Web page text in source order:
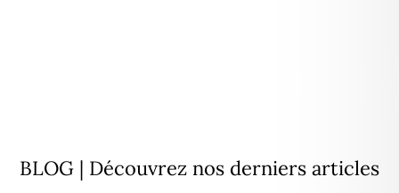
BLOG | Découvrez nos derniers articles